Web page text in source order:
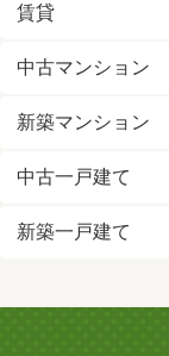
賃貸
中古マンション
新築マンション
中古一戸建て
新築一戸建て